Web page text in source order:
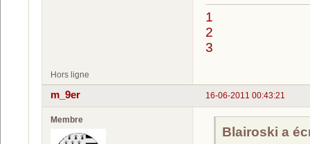
1
2
3
Hors ligne
16-06-2011 00:43:21
m_9er
Membre
Blairoski a